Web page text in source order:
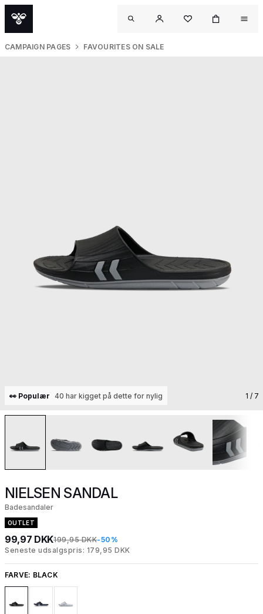
CAMPAIGN PAGES FAVOURITES ON SALE
👀 Populær 40 har kigget på dette for nylig 1 / 7
NIELSEN SANDAL
Badesandaler
OUTLET
99,97 DKK199,95 DKK-50%
Seneste udsalgspris: 179,95 DKK
FARVE: BLACK